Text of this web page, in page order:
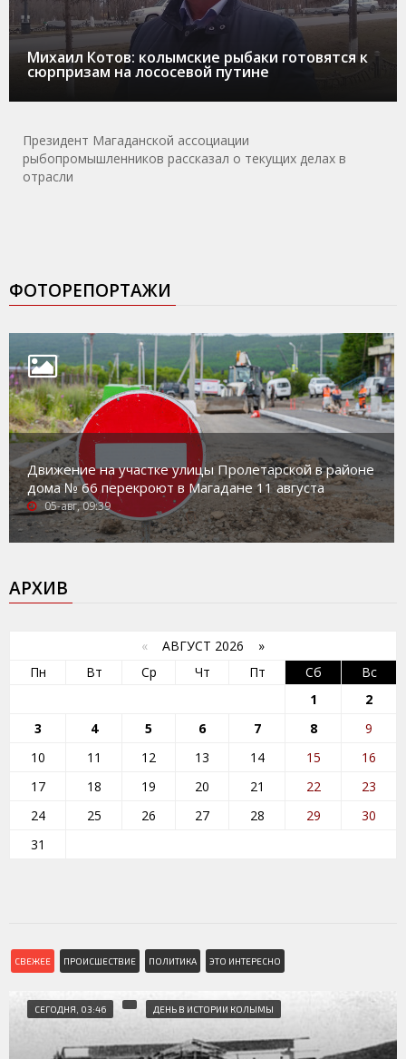
Михаил Котов: колымские рыбаки готовятся к
сюрпризам на лососевой путине
Президент Магаданской ассоциации
рыбопромышленников рассказал о текущих делах в
отрасли
ФОТОРЕПОРТАЖИ
Движение на участке улицы Пролетарской в районе
дома № 66 перекроют в Магадане 11 августа
05-авг, 09:39
АРХИВ
« АВГУСТ 2026 »
Пн
Вт Ср Чт Пт Сб
Вс
1
2
3
4 5 6 7 8
9
10
11 12 13 14 15
16
17
18 19 20 21 22
23
24
25 26 27 28 29
30
31
СВЕЖЕЕ ПРОИСШЕСТВИЕ ПОЛИТИКА ЭТО ИНТЕРЕСНО
СЕГОДНЯ, 03:46 ДЕНЬ В ИСТОРИИ КОЛЫМЫ